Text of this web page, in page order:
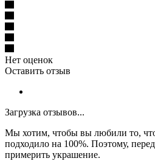
Нет оценок
Оставить отзыв
Загрузка отзывов...
Мы хотим, чтобы вы любили то,
подходило на 100%. Поэтому,
примерить украшение.